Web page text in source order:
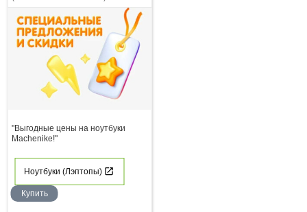
"Выгодные цены на ноутбуки
Machenike!"
Ноутбуки (Лэптопы)
Купить